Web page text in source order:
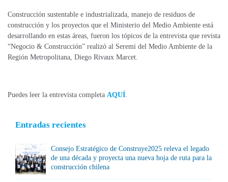
Construcción sustentable e industrializada, manejo de residuos de
construcción y los proyectos que el Ministerio del Medio Ambiente está
desarrollando en estas áreas, fueron los tópicos de la entrevista que revista
“Negocio & Construcción” realizó al Seremi del Medio Ambiente de la
Región Metropolitana, Diego Rivaux Marcet.
Puedes leer la entrevista completa AQUÍ
Entradas recientes
Consejo Estratégico de Construye2025 releva el legado
de una década y proyecta una nueva hoja de ruta para la
construcción chilena